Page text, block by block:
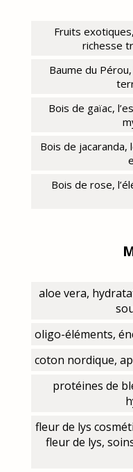
Fruits
richesse
Baume du
Bois de gaïac,
Bois de
Bois de rose,
aloe vera,
oligo-éléments,
coton nordique,
protéines de
fleur de lys
fleur de lys,